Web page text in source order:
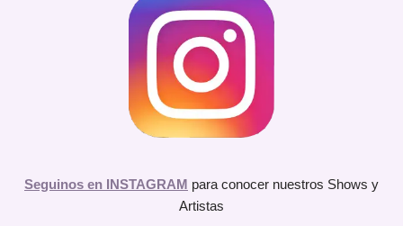
Seguinos en INSTAGRAM para conocer nuestros Shows y
Artistas